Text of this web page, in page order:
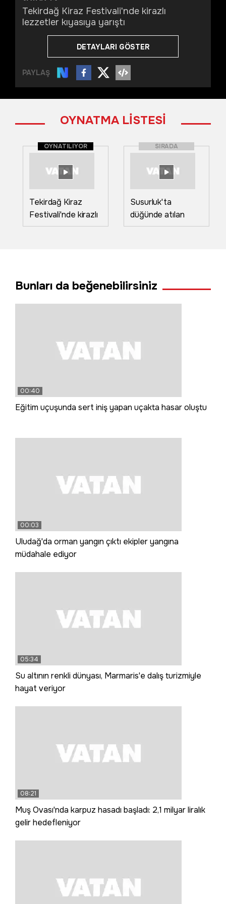
Tekirdağ Kiraz Festivali'nde kirazlı
lezzetler kıyasıya yarıştı
DETAYLARI GÖSTER
PAYLAŞ
OYNATMA LİSTESİ
OYNATILIYOR
Tekirdağ Kiraz
Festivali'nde kirazlı
lezzetler kıyasıya
SIRADA
Susurluk'ta
düğünde atılan
havai fişekler
Bunları da beğenebilirsiniz
00:40
Eğitim uçuşunda sert iniş yapan uçakta hasar oluştu
00:03
Uludağ'da orman yangın çıktı ekipler yangına
müdahale ediyor
05:34
Su altının renkli dünyası, Marmaris'e dalış turizmiyle
hayat veriyor
08:21
Muş Ovası'nda karpuz hasadı başladı: 2,1 milyar liralık
gelir hedefleniyor